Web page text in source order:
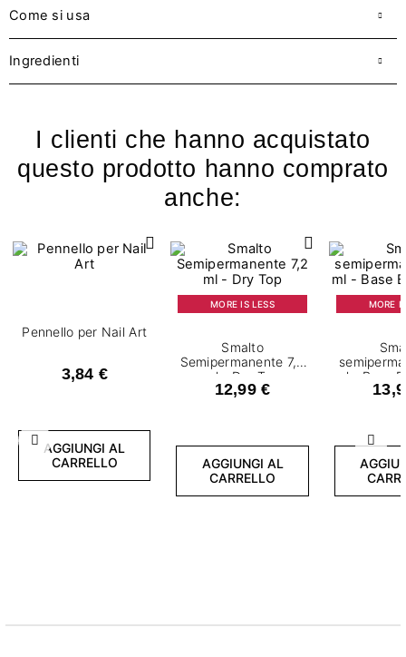
Come si usa
Ingredienti
I clienti che hanno acquistato
questo prodotto hanno comprato
anche:
Precedente
Pennello per Nail Art
3,84 €
AGGIUNGI AL
CARRELLO
MORE IS LESS
Smalto
Semipermanente 7,2
ml - Dry Top
12,99 €
AGGIUNGI AL
CARRELLO
MORE
ml - Base